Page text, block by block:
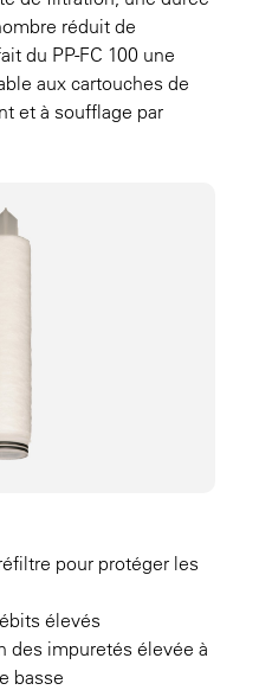
réduit de
du PP-FC 100 une
aux cartouches de
et à soufflage par
pour protéger les
élevés
des impuretés élevée à
basse